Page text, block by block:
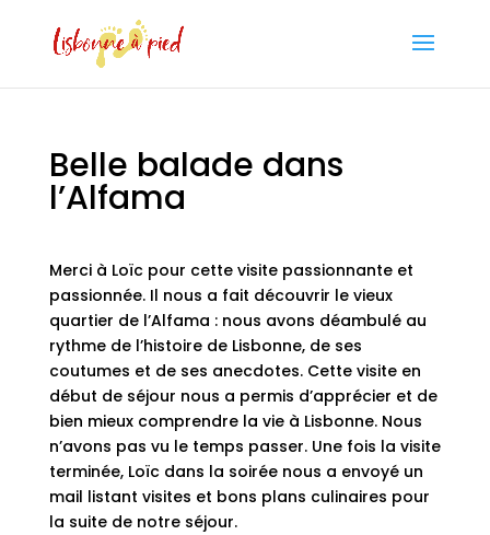
Belle balade dans
l’Alfama
Merci à Loïc pour cette visite passionnante et
passionnée. Il nous a fait découvrir le vieux
quartier de l’Alfama : nous avons déambulé au
rythme de l’histoire de Lisbonne, de ses
coutumes et de ses anecdotes. Cette visite en
début de séjour nous a permis d’apprécier et de
bien mieux comprendre la vie à Lisbonne. Nous
n’avons pas vu le temps passer. Une fois la visite
terminée, Loïc dans la soirée nous a envoyé un
mail listant visites et bons plans culinaires pour
la suite de notre séjour.